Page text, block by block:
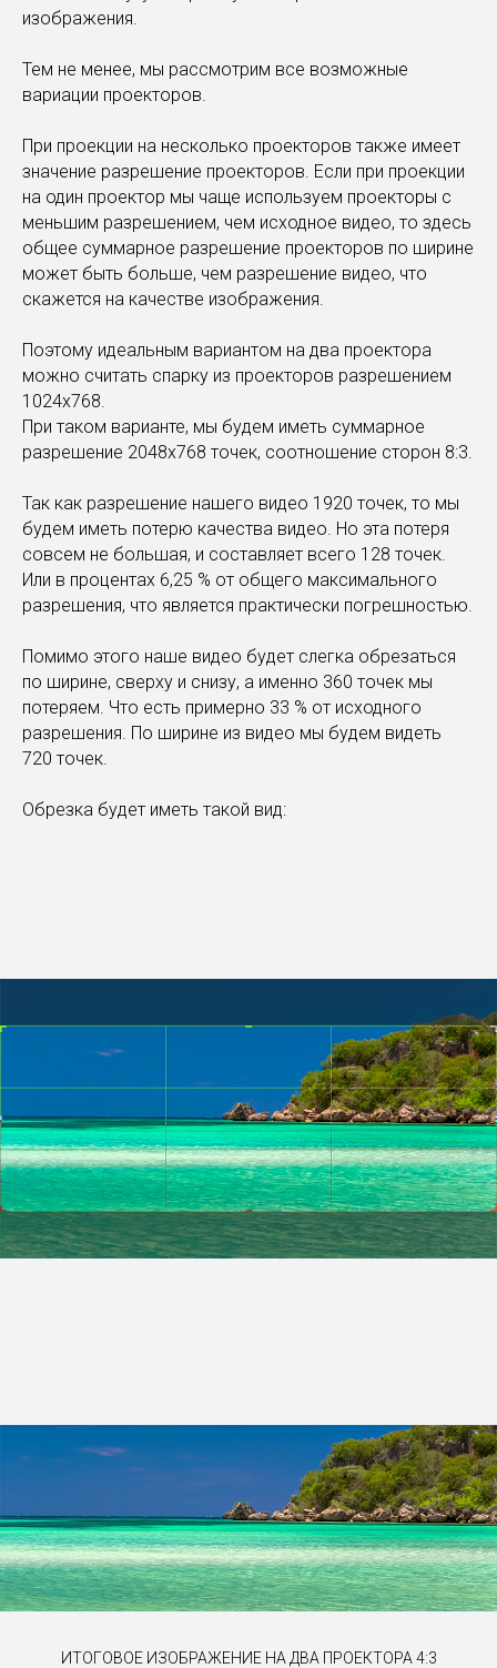
изображения.
Тем не менее, мы рассмотрим все возможные
вариации проекторов.
При проекции на несколько проекторов также имеет
значение разрешение проекторов. Если при проекции
на один проектор мы чаще используем проекторы с
меньшим разрешением, чем исходное видео, то здесь
общее суммарное разрешение проекторов по ширине
может быть больше, чем разрешение видео, что
скажется на качестве изображения.
Поэтому идеальным вариантом на два проектора
можно считать спарку из проекторов разрешением
1024х768.
При таком варианте, мы будем иметь суммарное
разрешение 2048х768 точек, соотношение сторон 8:3.
Так как разрешение нашего видео 1920 точек, то мы
будем иметь потерю качества видео. Но эта потеря
совсем не большая, и составляет всего 128 точек.
Или в процентах 6,25 % от общего максимального
разрешения, что является практически погрешностью.
Помимо этого наше видео будет слегка обрезаться
по ширине, сверху и снизу, а именно 360 точек мы
потеряем. Что есть примерно 33 % от исходного
разрешения. По ширине из видео мы будем видеть
720 точек.
Обрезка будет иметь такой вид:
ИТОГОВОЕ ИЗОБРАЖЕНИЕ НА ДВА ПРОЕКТОРА 4:3